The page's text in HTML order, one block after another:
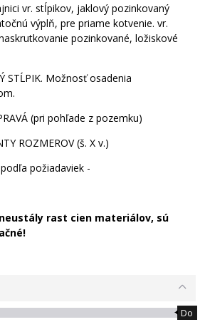
vr. stĺpikov, jaklový pozinkovaný
výplň, pre priame kotvenie. vr.
pozinkované, ložiskové
STĹPIK. Možnosť osadenia
(pri pohľade z pozemku)
ROZMEROV (š. X v.)
požiadaviek -
neustály rast cien materiálov, sú
Do